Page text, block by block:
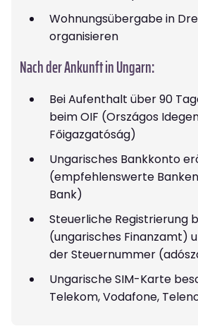
Wohnungsübergabe in
organisieren
Nach der Ankunft in Ungarn:
Bei Aufenthalt über 90
beim OIF (Országos
Főigazgatóság)
Ungarisches Bankkonto
(empfehlenswerte
Bank)
Steuerliche Registrierung
(ungarisches Finanzamt)
der Steuernummer
Ungarische SIM-Karte
Telekom, Vodafone,